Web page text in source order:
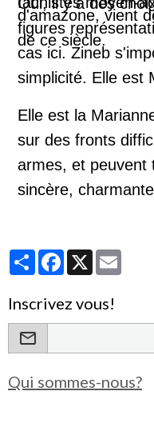
d'amazone, vient
de ce siècle.
Oui, il y a des
figures
cas ici. Zineb
simplicité. Elle est
Elle est la
sur des fronts
armes, et peuvent
sincère,
PartagerFacebook
X
Inscrivez vous!
Qui sommes-nous?